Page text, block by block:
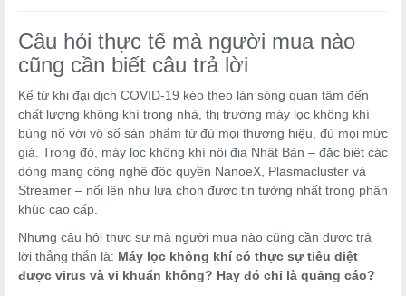
Câu hỏi thực tế mà người mua nào
cũng cần biết câu trả lời
Kể từ khi đại dịch COVID-19 kéo theo làn sóng quan tâm đến
chất lượng không khí trong nhà, thị trường máy lọc không khí
bùng nổ với vô số sản phẩm từ đủ mọi thương hiệu, đủ mọi mức
giá. Trong đó, máy lọc không khí nội địa Nhật Bản – đặc biệt các
dòng mang công nghệ độc quyền NanoeX, Plasmacluster và
Streamer – nổi lên như lựa chọn được tin tưởng nhất trong phân
khúc cao cấp.
Nhưng câu hỏi thực sự mà người mua nào cũng cần được trả
lời thẳng thắn là: Máy lọc không khí có thực sự tiêu diệt
được virus và vi khuẩn không? Hay đó chỉ là quảng cáo?